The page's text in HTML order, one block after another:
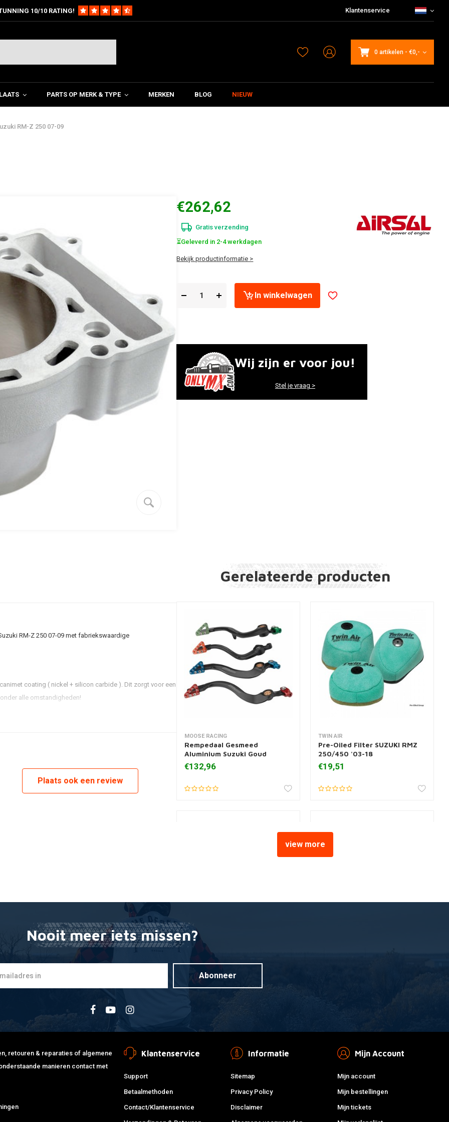
10/10 RATING! Klantenservice
0 artikelen - €0,-
PARTS OP MERK & TYPE MERKEN BLOG NIEUW
RM-Z 250 07-09
€262,62
Gratis verzending
⏳Geleverd in 2-4 werkdagen
Bekijk productinformatie >
In winkelwagen
Wij zijn er voor jou!
Stel je vraag >
RM-Z 250 07-09 met fabriekswaardige
coating ( nickel + silicon carbide ). Dit zorgt voor een
alle omstandigheden!
Plaats ook een review
Gerelateerde producten
Toevoegen aan winkelwagen
MOOSE RACING
Rempedaal Gesmeed
Aluminium Suzuki Goud
€132,96
Toevoegen aan winkelwagen
TWIN AIR
Pre-Oiled Filter SUZUKI RMZ
250/450 '03-18
€19,51
Toevoegen aan winkelwagen
POLISPORT
Suzuki RM-Z250 10-18 Zwarte
Plastic Kit
€124,94
view more
Nooit meer iets missen?
Abonneer
retouren & reparaties of algemene
manieren contact met
Klantenservice
Support
Betaalmethoden
Contact/Klantenservice
Informatie
Sitemap
Privacy Policy
Disclaimer
Mijn Account
Mijn account
Mijn bestellingen
Mijn tickets